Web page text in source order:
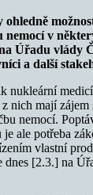
ohledně
nemocí v
Úřadu vlády
a další
nukleární
nich mají zájem
nemocí.
ale potřeba
vlastní
dnes [2.3.] na